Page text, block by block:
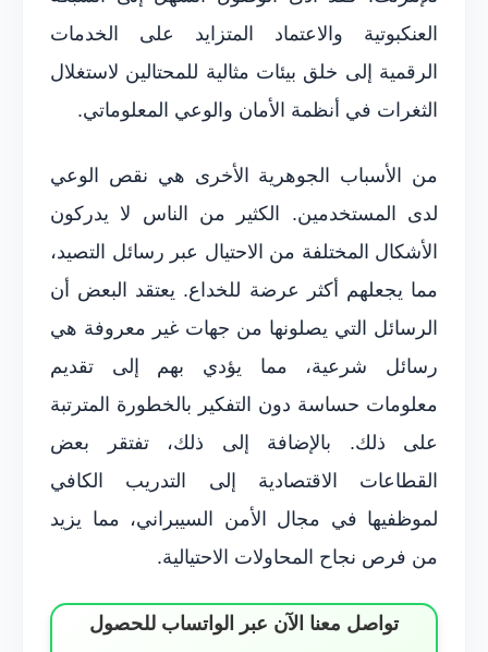
العنكبوتية والاعتماد المتزايد على الخدمات
الرقمية إلى خلق بيئات مثالية للمحتالين لاستغلال
الثغرات في أنظمة الأمان والوعي المعلوماتي.
من الأسباب الجوهرية الأخرى هي نقص الوعي
لدى المستخدمين. الكثير من الناس لا يدركون
الأشكال المختلفة من الاحتيال عبر رسائل التصيد،
مما يجعلهم أكثر عرضة للخداع. يعتقد البعض أن
الرسائل التي يصلونها من جهات غير معروفة هي
رسائل شرعية، مما يؤدي بهم إلى تقديم
معلومات حساسة دون التفكير بالخطورة المترتبة
على ذلك. بالإضافة إلى ذلك، تفتقر بعض
القطاعات الاقتصادية إلى التدريب الكافي
لموظفيها في مجال الأمن السيبراني، مما يزيد
من فرص نجاح المحاولات الاحتيالية.
تواصل معنا الآن عبر الواتساب للحصول